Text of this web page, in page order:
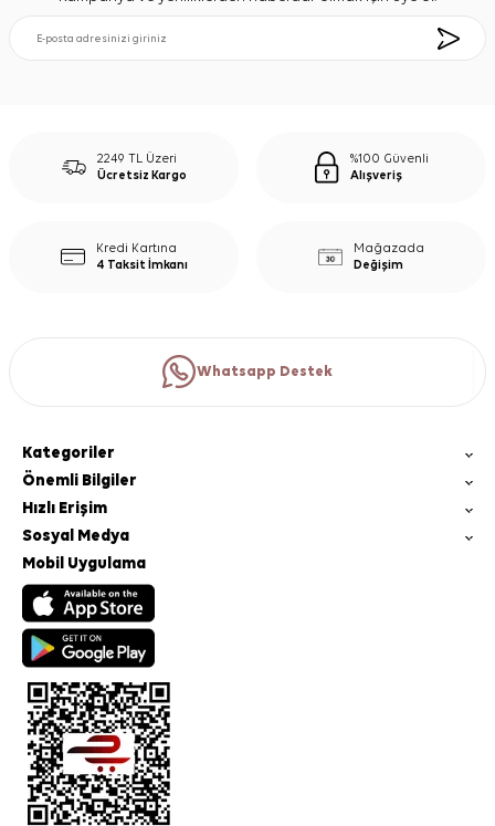
2249 TL Üzeri
Ücretsiz Kargo
%100 Güvenli
Alışveriş
Kredi Kartına
4 Taksit İmkanı
Mağazada
Değişim
Whatsapp Destek
Kategoriler
Önemli Bilgiler
Hızlı Erişim
Sosyal Medya
Mobil Uygulama